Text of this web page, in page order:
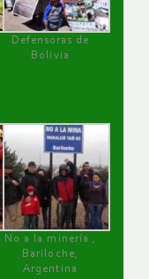
Defensoras de
Bolivia
No a la minería ,
Bariloche,
Argentina